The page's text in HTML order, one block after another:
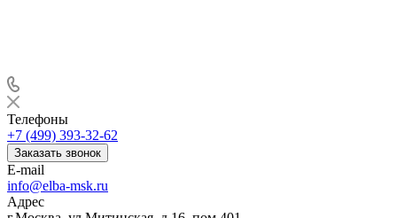
Телефоны
+7 (499) 393-32-62
Заказать звонок
E-mail
info@elba-msk.ru
Адрес